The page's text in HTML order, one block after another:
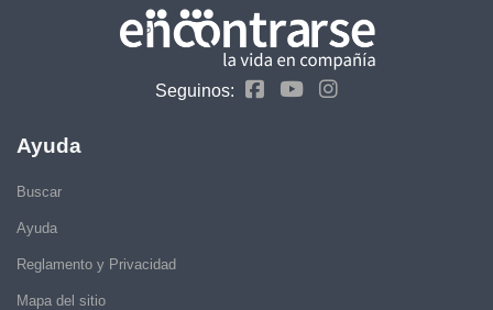
Seguinos:
Ayuda
Buscar
Ayuda
Reglamento y Privacidad
Mapa del sitio